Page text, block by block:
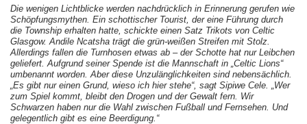
Die wenigen Lichtblicke werden nachdrücklich in Erinnerung gerufen wie
Schöpfungsmythen. Ein schottischer Tourist, der eine Führung durch
die Township erhalten hatte, schickte einen Satz Trikots von Celtic
Glasgow. Andile Ncatsha trägt die grün-weißen Streifen mit Stolz.
Allerdings fallen die Turnhosen etwas ab – der Schotte hat nur Leibchen
geliefert. Aufgrund seiner Spende ist die Mannschaft in „Celtic Lions“
umbenannt worden. Aber diese Unzulänglichkeiten sind nebensächlich.
„Es gibt nur einen Grund, wieso ich hier stehe“, sagt Sipiwe Cele. „Wer
zum Spiel kommt, bleibt den Drogen und der Gewalt fern. Wir
Schwarzen haben nur die Wahl zwischen Fußball und Fernsehen. Und
gelegentlich gibt es eine Beerdigung.“